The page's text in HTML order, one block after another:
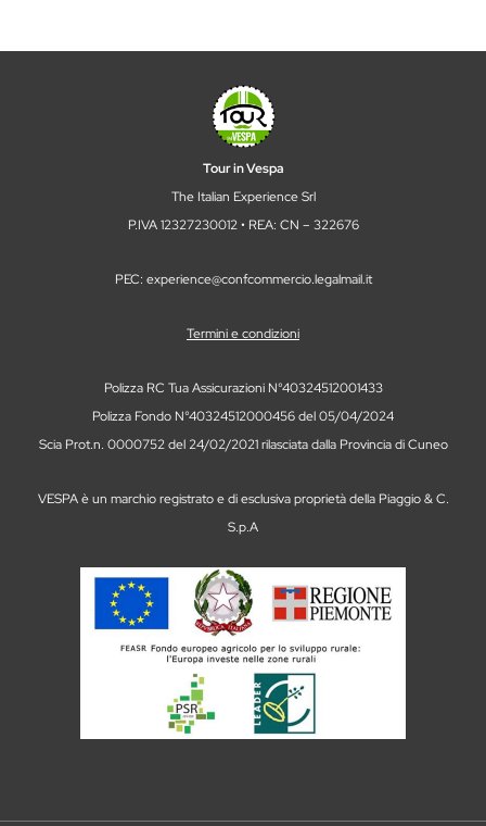
Tour in Vespa
The Italian Experience Srl
P.IVA 12327230012 • REA: CN – 322676
PEC: experience@confcommercio.legalmail.it
Termini e condizioni
Polizza RC Tua Assicurazioni N°40324512001433
Polizza Fondo N°40324512000456 del 05/04/2024
Scia Prot.n. 0000752 del 24/02/2021 rilasciata dalla Provincia di Cuneo
VESPA è un marchio registrato e di esclusiva proprietà della Piaggio & C.
S.p.A